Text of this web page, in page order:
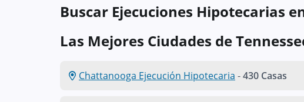
Buscar Ejecuciones Hipotecarias
Las Mejores Ciudades de
Chattanooga Ejecución Hipotecaria -430 Casas